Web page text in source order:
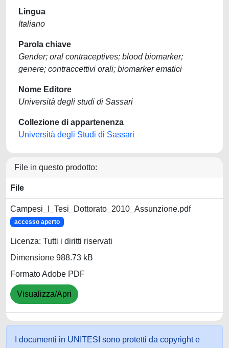
Lingua
Italiano
Parola chiave
Gender; oral contraceptives; blood biomarker;
genere; contraccettivi orali; biomarker ematici
Nome Editore
Università degli studi di Sassari
Collezione di appartenenza
Università degli Studi di Sassari
File in questo prodotto:
File
Campesi_I_Tesi_Dottorato_2010_Assunzione.pdf
accesso aperto
Licenza: Tutti i diritti riservati
Dimensione 988.73 kB
Formato Adobe PDF
Visualizza/Apri
I documenti in UNITESI sono protetti da copyright e